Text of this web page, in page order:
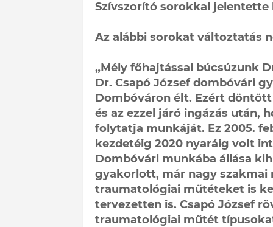
Szívszorító sorokkal jelentette
Az alábbi sorokat változtatás
„Mély főhajtással búcsúzunk
Dr. Csapó József dombóvári
Dombóváron élt. Ezért döntött
és az ezzel járó ingázás után,
folytatja munkáját. Ez 2005.
kezdetéig 2020 nyaráig volt
Dombóvári munkába állása
gyakorlott, már nagy szakmai
traumatológiai műtéteket is
tervezetten is. Csapó József
traumatológiai műtét